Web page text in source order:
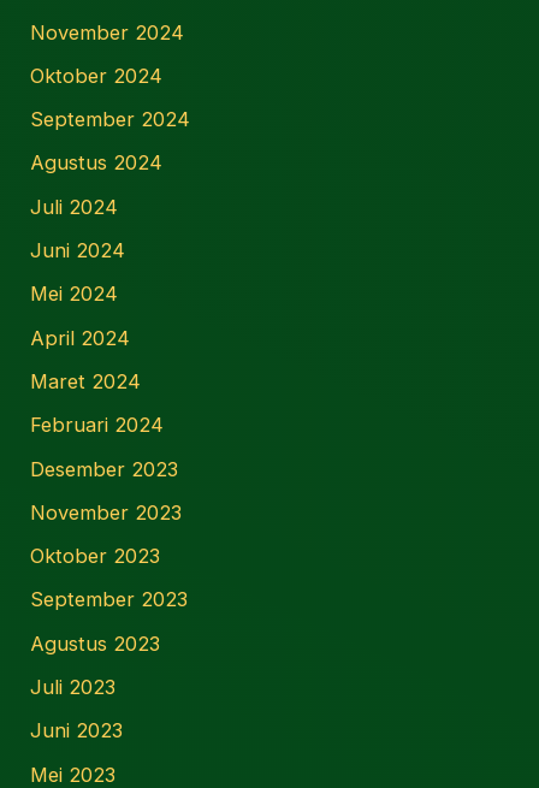
November 2024
Oktober 2024
September 2024
Agustus 2024
Juli 2024
Juni 2024
Mei 2024
April 2024
Maret 2024
Februari 2024
Desember 2023
November 2023
Oktober 2023
September 2023
Agustus 2023
Juli 2023
Juni 2023
Mei 2023